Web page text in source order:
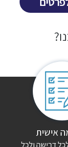
אישית
דרישה ולכל